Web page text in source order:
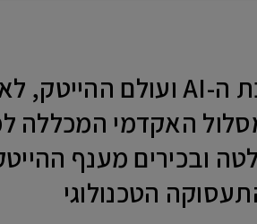
האקדמי המכללה
ובכירים מענף
הטכנולוגי